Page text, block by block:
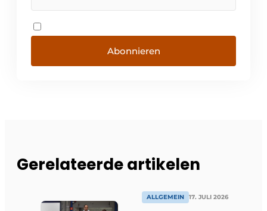
Abonnieren
Gerelateerde artikelen
ALLGEMEIN 17. JULI 2026